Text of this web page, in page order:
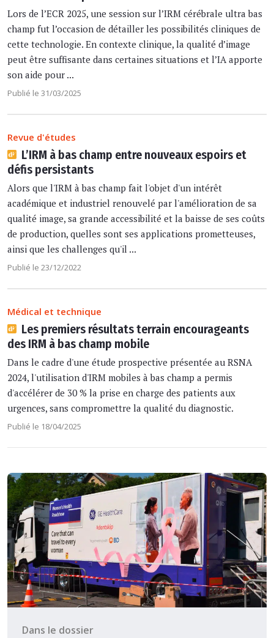
Lors de l’ECR 2025, une session sur l’IRM cérébrale ultra bas
champ fut l’occasion de détailler les possibilités cliniques de
cette technologie. En contexte clinique, la qualité d’image
peut être suffisante dans certaines situations et l’IA apporte
son aide pour ...
Publié le 31/03/2025
Revue d'études
L’IRM à bas champ entre nouveaux espoirs et
défis persistants
Alors que l'IRM à bas champ fait l'objet d'un intérêt
académique et industriel renouvelé par l'amélioration de sa
qualité image, sa grande accessibilité et la baisse de ses coûts
de production, quelles sont ses applications prometteuses,
ainsi que les challenges qu'il ...
Publié le 23/12/2022
Médical et technique
Les premiers résultats terrain encourageants
des IRM à bas champ mobile
Dans le cadre d'une étude prospective présentée au RSNA
2024, l'utilisation d'IRM mobiles à bas champ a permis
d'accélérer de 30 % la prise en charge des patients aux
urgences, sans compromettre la qualité du diagnostic.
Publié le 18/04/2025
Dans le dossier